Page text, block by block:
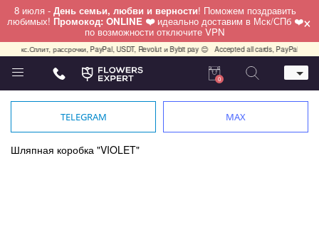
8 июля - День семьи, любви и верности! Поможем поздравить
любимых! Промокод: ONLINE ❤️ идеально доставим в Мск/СПб ❤️
по возможности отключите VPN ×
рассрочки, PayPal, USDT, Revolut и Bybit pay 😊 Accepted all cards, PayPal, USDT,
Телефон
+7 (495) 982-55-05
0
TELEGRAM MAX
Шляпная коробка "VIOLET"